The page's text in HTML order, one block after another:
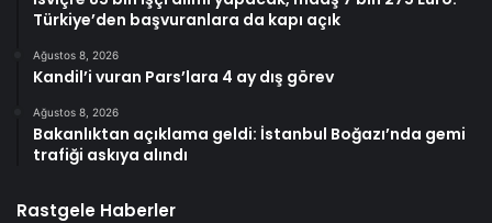
Türkiye’den başvuranlara da kapı açık
Ağustos 8, 2026
Kandil’i vuran Pars’lara 4 ay dış görev
Ağustos 8, 2026
Bakanlıktan açıklama geldi: İstanbul Boğazı’nda gemi
trafiği askıya alındı
Rastgele Haberler